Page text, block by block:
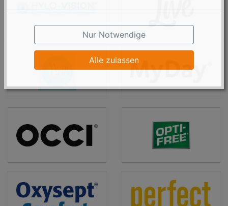
Nur Notwendige
Alle zulassenMyDay
OCCI Optifree
Oxysept Perfect